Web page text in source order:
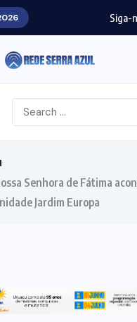
Siga-
Senhora de Fátima
Jardim Europa